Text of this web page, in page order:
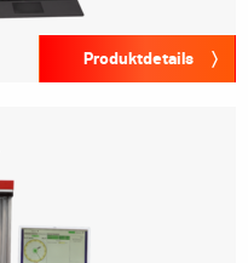
Produktdetails